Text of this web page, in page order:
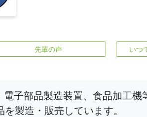
先輩の声 いつ
子部品製造装置、食品加工機
製造・販売しています。